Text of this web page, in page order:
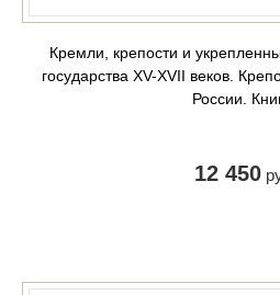
Кремли, крепости и
государства XV-XVII веков.
России.
12 450